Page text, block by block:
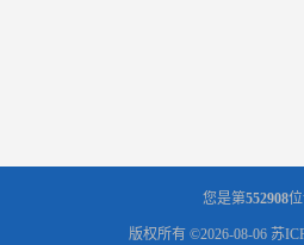
您是第552908
版权所有 ©2026-08-06 苏